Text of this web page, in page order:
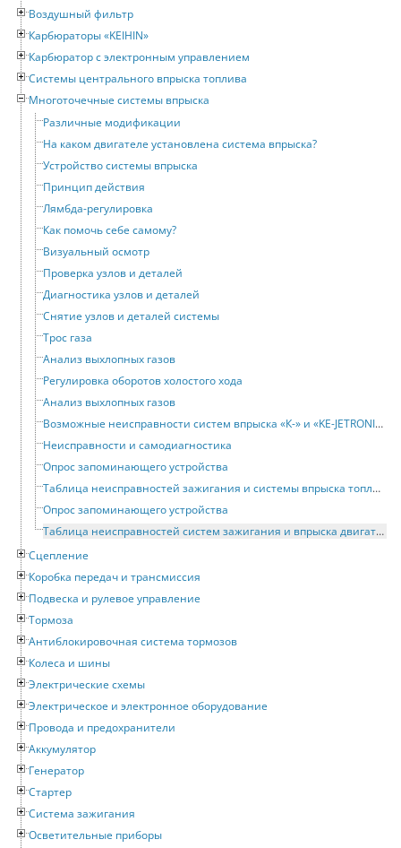
Воздушный фильтр
Карбюраторы «KEIHIN»
Карбюратор с электронным управлением
Системы центрального впрыска топлива
Многоточечные системы впрыска
Различные модификации
На каком двигателе установлена система впрыска?
Устройство системы впрыска
Принцип действия
Лямбда-регулировка
Как помочь себе самому?
Визуальный осмотр
Проверка узлов и деталей
Диагностика узлов и деталей
Снятие узлов и деталей системы
Трос газа
Анализ выхлопных газов
Регулировка оборотов холостого хода
Анализ выхлопных газов
Возможные неисправности систем впрыска «К-» и «KE-JETRONIC»
Неисправности и самодиагностика
Опрос запоминающего устройства
Таблица неисправностей зажигания и системы впрыска топлива двигателей 3A и AAD
Опрос запоминающего устройства
Таблица неисправностей систем зажигания и впрыска двигателя NG
Сцепление
Коробка передач и трансмиссия
Подвеска и рулевое управление
Тормоза
Антиблокировочная система тормозов
Колеса и шины
Электрические схемы
Электрическое и электронное оборудование
Провода и предохранители
Аккумулятор
Генератор
Стартер
Система зажигания
Осветительные приборы